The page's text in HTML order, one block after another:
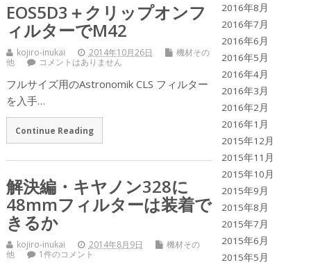
EOS5D3＋クリップオンフ
ィルターでM42
kojiro-inukai 2014年10月26日
機材その
他
コメントはありません
フルサイズ用のAstronomik CLS フィルター
を入手…
Continue Reading
解決編・キヤノン328に
48mmフィルターは装着で
きるか
kojiro-inukai 2014年8月9日
機材その
他
1件のコメント
2016年8月
2016年7月
2016年6月
2016年5月
2016年4月
2016年3月
2016年2月
2016年1月
2015年12月
2015年11月
2015年10月
2015年9月
2015年8月
2015年7月
2015年6月
2015年5月